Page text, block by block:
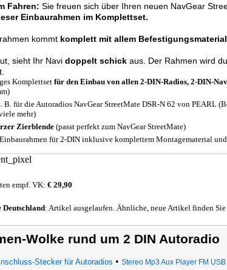
Fahren: Sie freuen sich über Ihren neuen NavGear
Einbaurahmen im Komplettset.
kommt komplett mit allem Befestigungsmaterial
sieht Ihr Navi doppelt schick aus. Der Rahmen wird
Komplettsetfür den Einbau von allen 2-DIN-Radios, 2-DIN-
B. für die Autoradios NavGear StreetMate DSR-N 62 von PEARL
mehr)
Zierblende (passt perfekt zum NavGear StreetMate)
für 2-DIN inklusive komplettem Montagematerial
empf. VK: € 29,90
Deutschland: Artikel ausgelaufen. Ähnliche, neue Artikel finden
Wolke rund um 2 DIN Autoradio
Stecker für Autoradios • Stereo Mp3 Aux Player FM